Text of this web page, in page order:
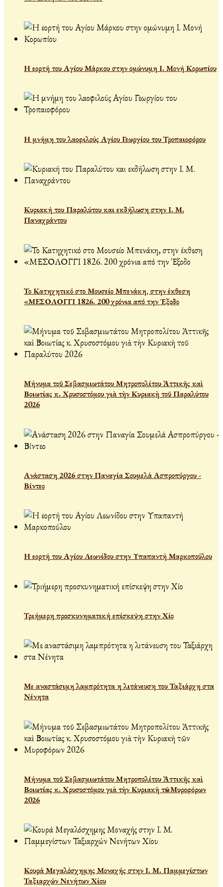
Η εορτή του Αγίου Μάρκου στην ομώνυμη Ι. Μονή Κορωπίου
Η μνήμη του λαοφιλούς Αγίου Γεωργίου του Τροπαιοφόρου
Κυριακή του Παραλύτου και εκδήλωση στην Ι. Μ.
Παναχράντου
Το Κατηχητικό στο Μουσείο Μπενάκη, στην έκθεση
«ΜΕΣΟΛΟΓΓΙ 1826. 200 χρόνια από την Έξοδο
Μήνυμα τοῦ Σεβασμιωτάτου Μητροπολίτου Ἀττικῆς καὶ
Βοιωτίας κ. Χρυσοστόμου γιὰ τὴν Κυριακὴ τοῦ Παραλύτου
2026
Ανάσταση 2026 στην Παναγία Σουμελά Ασπροπύργου -
Βίντεο
Η εορτή του Αγίου Λεωνίδου στην Υπαπαντή Μαρκοπούλου
Τριήμερη προσκυνηματική επίσκεψη στην Χίο
Με αναστάσιμη λαμπρότητα η λιτάνευση του Ταξιάρχη στα
Νένητα
Μήνυμα τοῦ Σεβασμιωτάτου Μητροπολίτου Ἀττικῆς καὶ
Βοιωτίας κ. Χρυσοστόμου γιὰ τὴν Κυριακὴ τῶν Μυροφόρων
2026
Κουρά Μεγαλόσχημης Μοναχής στην Ι. Μ. Παμμεγίστων
Ταξιαρχών Νενήτων Χίου